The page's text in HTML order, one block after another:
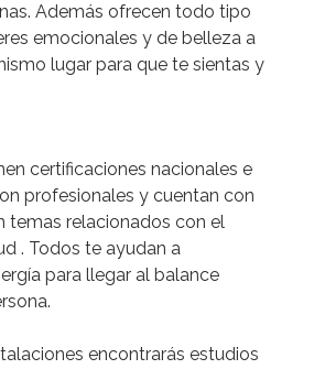
Además ofrecen todo tipo
emocionales y de belleza a
lugar para que te sientas y
certificaciones nacionales e
profesionales y cuentan con
temas relacionados con el
. Todos te ayudan a
para llegar al balance
encontrarás estudios